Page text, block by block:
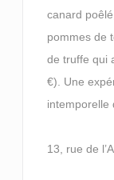
canard
pommes de
de truffe qui
€). Une
intemporelle
13, rue de